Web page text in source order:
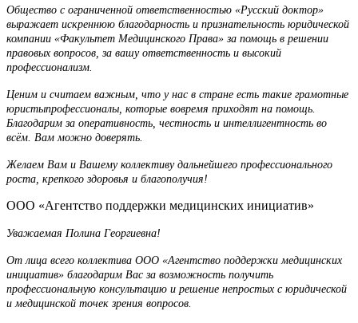
Общество с ограниченной ответственностью «Русский доктор»
выражает искреннюю благодарность и признательность юридической
компании «Факультет Медицинского Права» за помощь в решении
правовых вопросов, за вашу ответственность и высокий
профессионализм.
Ценим и считаем важным, что у нас в стране есть такие грамотные
юристы­профессионалы, которые вовремя приходят на помощь.
Благодарим за оперативность, честность и интеллигентность во
всём. Вам можно доверять.
Желаем Вам и Вашему коллективу дальнейшего профессионального
роста, крепкого здоровья и благополучия!
ООО «Агентство поддержки медицинских инициатив»
Уважаемая Полина Георгиевна!
От лица всего коллектива ООО «Агентство поддержки медицинских
инициатив» благодарим Вас за возможность получить
профессиональную консультацию и решение непростых с юридической
и медицинской точек зрения вопросов.